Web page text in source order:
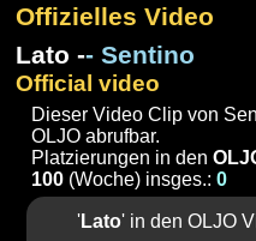
Offizielles Video
Lato -- Sentino
Official video
Dieser Video Clip von
OLJO abrufbar.
Platzierungen in den
100 (Woche) insges.:0
'Lato' in den OLJO